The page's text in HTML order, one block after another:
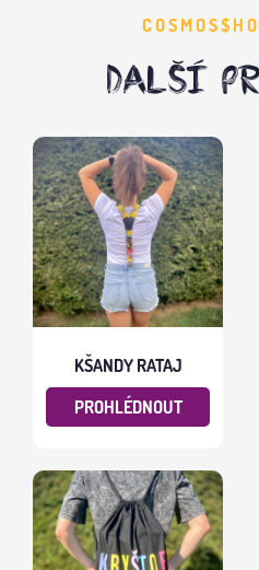
DALŠÍ
KŠANDY RATAJ
PROHLÉDNOUT